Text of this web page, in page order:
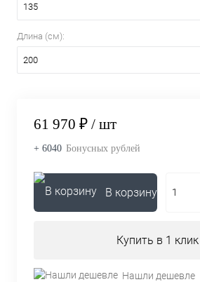
135
Длина (см):
200
61 970 ₽ / шт
+ 6040 Бонусных рублей
В корзину
Купить в 1 клик
Нашли дешевле